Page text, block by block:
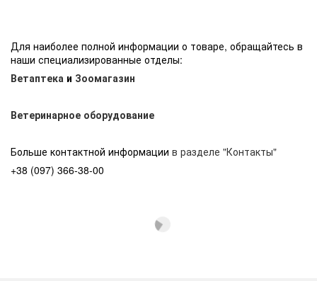
Для наиболее полной информации о товаре, обращайтесь в
наши специализированные отделы:
Ветаптека и Зоомагазин
Ветеринарное оборудование
Больше контактной информации в разделе "Контакты"
+38 (097) 366-38-00